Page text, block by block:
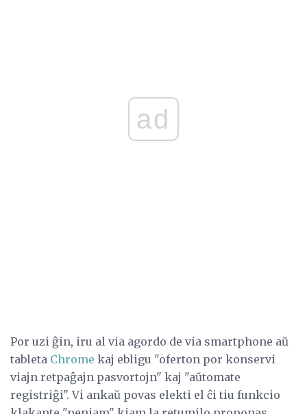
ad
Por uzi ĝin, iru al via agordo de via smartphone aŭ
tableta Chrome kaj ebligu "oferton por konservi
viajn retpaĝajn pasvortojn" kaj "aŭtomate
registriĝi". Vi ankaŭ povas elekti el ĉi tiu funkcio